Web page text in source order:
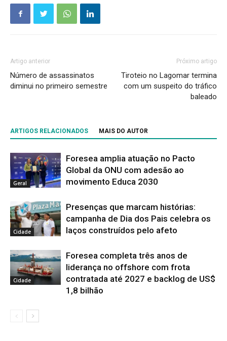
Artigo anterior
Número de assassinatos
diminui no primeiro semestre
Próximo artigo
Tiroteio no Lagomar termina
com um suspeito do tráfico
baleado
ARTIGOS RELACIONADOS MAIS DO AUTOR
Geral
Foresea amplia atuação no Pacto
Global da ONU com adesão ao
movimento Educa 2030
Cidade
Presenças que marcam histórias:
campanha de Dia dos Pais celebra os
laços construídos pelo afeto
Cidade
Foresea completa três anos de
liderança no offshore com frota
contratada até 2027 e backlog de US$
1,8 bilhão